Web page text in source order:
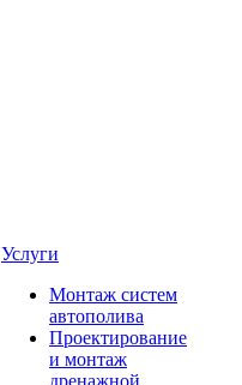
Услуги
Монтаж систем
автополива
Проектирование
и монтаж
дренажной